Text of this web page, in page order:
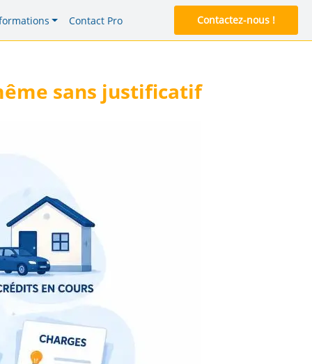
Contact Pro Contactez-nous !
sans justificatif